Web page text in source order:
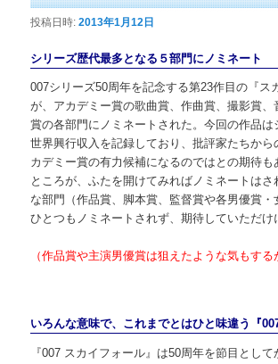
投稿日時:2013年1月12日
シリーズ歴代最多となる５部門にノミネート
007シリーズ50周年を記念する第23作目の『ス
が、アカデミー賞の歌曲賞、作曲賞、撮影賞、
賞の各部門にノミネートされた。今回の作品は
世界興行収入を記録しており、批評家たちから
カデミー賞の有力候補になるのではとの期待も
ところが、ふたを開けてみればノミネートは
な部門（作品賞、脚本賞、監督賞や各男優賞・
ひとつもノミネートされず、期待していただけ
（作品賞や主演男優賞は狙えたような気もする
いろんな意味で、これまでとはひと味違う『007
『007 スカイフォール』は50周年を節目とし